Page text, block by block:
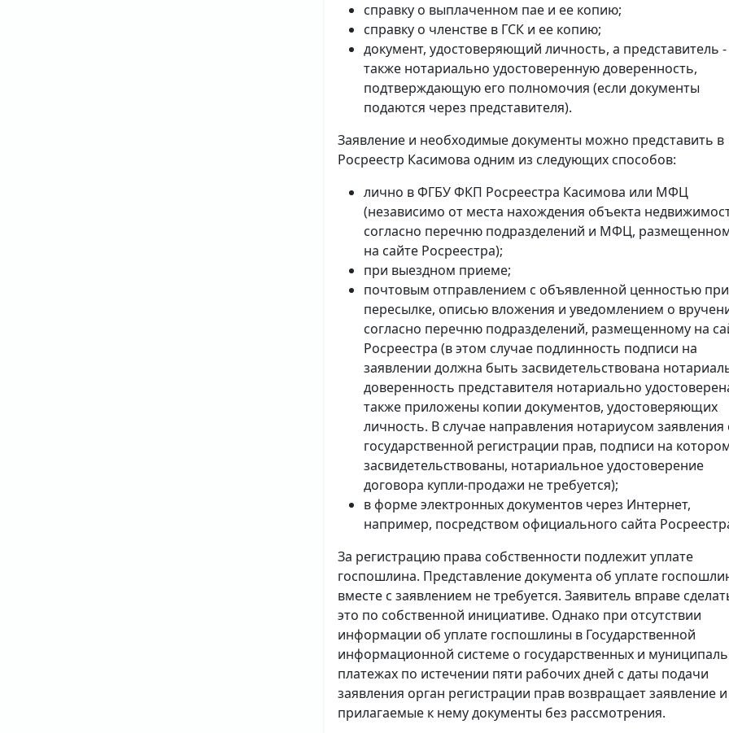
справку о выплаченном пае и ее копию;
справку о членстве в ГСК и ее копию;
документ, удостоверяющий личность, а представитель -
также нотариально удостоверенную доверенность,
подтверждающую его полномочия (если документы
подаются через представителя).
Заявление и необходимые документы можно представить в
Росреестр Касимова одним из следующих способов:
лично в ФГБУ ФКП Росреестра Касимова или МФЦ
(независимо от места нахождения объекта
согласно перечню подразделений и МФЦ,
на сайте Росреестра);
при выездном приеме;
почтовым отправлением с объявленной ценностью при
пересылке, описью вложения и уведомлением о
согласно перечню подразделений, размещенному на
Росреестра (в этом случае подлинность подписи на
заявлении должна быть засвидетельствована
доверенность представителя нотариально
также приложены копии документов, удостоверяющих
личность. В случае направления нотариусом заявления
государственной регистрации прав, подписи на
засвидетельствованы, нотариальное удостоверение
договора купли-продажи не требуется);
в форме электронных документов через Интернет,
например, посредством официального сайта
За регистрацию права собственности подлежит уплате
госпошлина. Представление документа об уплате
вместе с заявлением не требуется. Заявитель вправе
это по собственной инициативе. Однако при отсутствии
информации об уплате госпошлины в Государственной
информационной системе о государственных и
платежах по истечении пяти рабочих дней с даты подачи
заявления орган регистрации прав возвращает заявление и
прилагаемые к нему документы без рассмотрения.